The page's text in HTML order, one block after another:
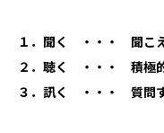
１．聞く ・・・ 聞こえ
２．聴く ・・・ 積極
３．訊く ・・・ 質問